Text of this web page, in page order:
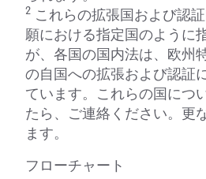
2 これらの拡張国および認
願における指定国のように
が、各国の国内法は、欧州
の自国への拡張および認証
ています。これらの国につ
たら、ご連絡ください。更
ます。
フローチャート